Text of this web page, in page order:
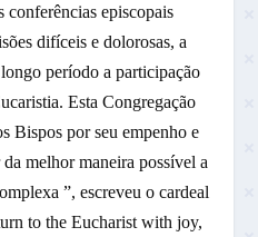
conferências episcopais
difíceis e dolorosas, a
período a participação
Esta Congregação
Bispos por seu empenho e
melhor maneira possível a
”, escreveu o cardeal
to the Eucharist with joy,